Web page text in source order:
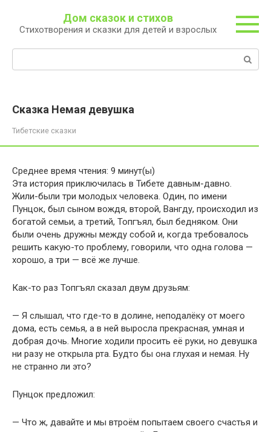
контенту
Дом сказок и стихов
Стихотворения и сказки для детей и взрослых
Сказка Немая девушка
Тибетские сказки
Среднее время чтения: 9 минут(ы)
Эта история приключилась в Тибете давным-давно.
Жили-были три молодых человека. Один, по имени
Пунцок, был сыном вождя, второй, Вангду, происходил из
богатой семьи, а третий, Топгъял, был бедняком. Они
были очень дружны между собой и, когда требовалось
решить какую-то проблему, говорили, что одна голова —
хорошо, а три — всё же лучше.
Как-то раз Топгъял сказал двум друзьям:
— Я слышал, что где-то в долине, неподалёку от моего
дома, есть семья, а в ней выросла прекрасная, умная и
добрая дочь. Многие ходили просить её руки, но девушка
ни разу не открыла рта. Будто бы она глухая и немая. Ну
не странно ли это?
Пунцок предложил:
— Что ж, давайте и мы втроём попытаем своего счастья и